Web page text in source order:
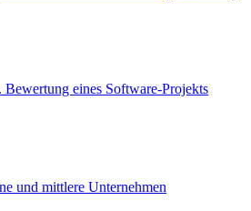
eines Software-Projekts
und mittlere Unternehmen